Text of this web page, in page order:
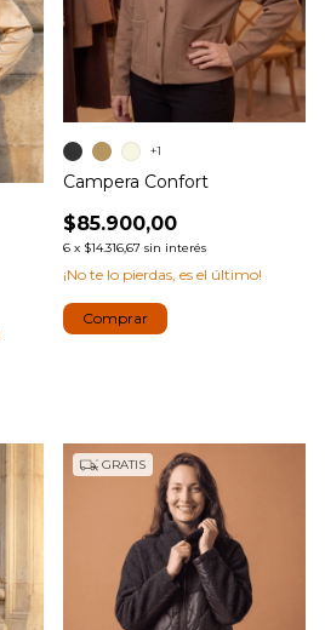
Campera Confort
$85.900,00
6 x $14.316,67 sin interés
¡No te lo pierdas, es el último!
+1
Comprar
GRATIS